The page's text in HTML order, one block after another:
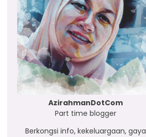
AzirahmanDotCom
Part time blogger
Berkongsi info, kekeluargaan, gaya